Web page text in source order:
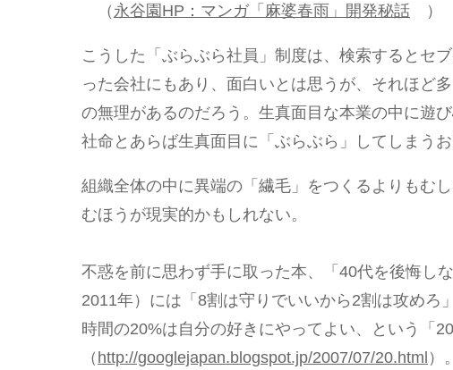
（ 永谷園HP：マンガ「麻婆春雨」開発秘話 ）
こうした「ぶらぶら社員」制度は、検索するとセ
った会社にもあり、面白いとは思うが、それほど
の無理があるのだろう。生真面目な本業の中に遊
社命とあらば生真面目に「ぶらぶら」してしまうお
組織全体の中に異端の「繊毛」をつくるよりもむ
むほうが現実的かもしれない。
不惑を前に思わず手に取った本、「40代を後悔
2011年）には「8割は守りでいいから2割は攻め
時間の20%は自分の好きにやってよい、という「
（ http://googlejapan.blogspot.jp/2007/07/20.html ）。